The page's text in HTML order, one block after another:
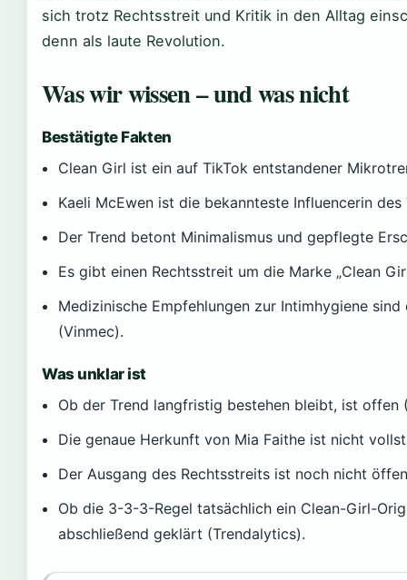
sich trotz Rechtsstreit und Kritik in den Alltag
denn als laute Revolution.
Was wir wissen – und was nicht
Bestätigte Fakten
Clean Girl ist ein auf TikTok entstandener
Kaeli McEwen ist die bekannteste Influencerin des
Der Trend betont Minimalismus und gepflegte
Es gibt einen Rechtsstreit um die Marke „Clean
Medizinische Empfehlungen zur Intimhygiene
(Vinmec).
Was unklar ist
Ob der Trend langfristig bestehen bleibt, ist offen
Die genaue Herkunft von Mia Faithe ist nicht
Der Ausgang des Rechtsstreits ist noch nicht
Ob die 3-3-3-Regel tatsächlich ein Clean-Girl-
abschließend geklärt (Trendalytics).